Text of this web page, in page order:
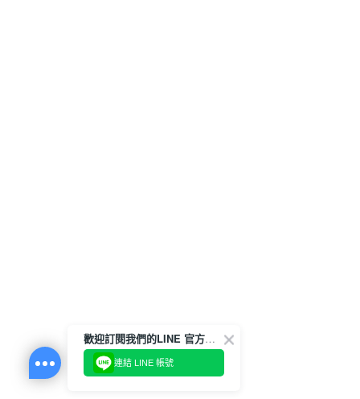
歡迎訂閱我們的LINE 官方帳號
連結 LINE 帳號